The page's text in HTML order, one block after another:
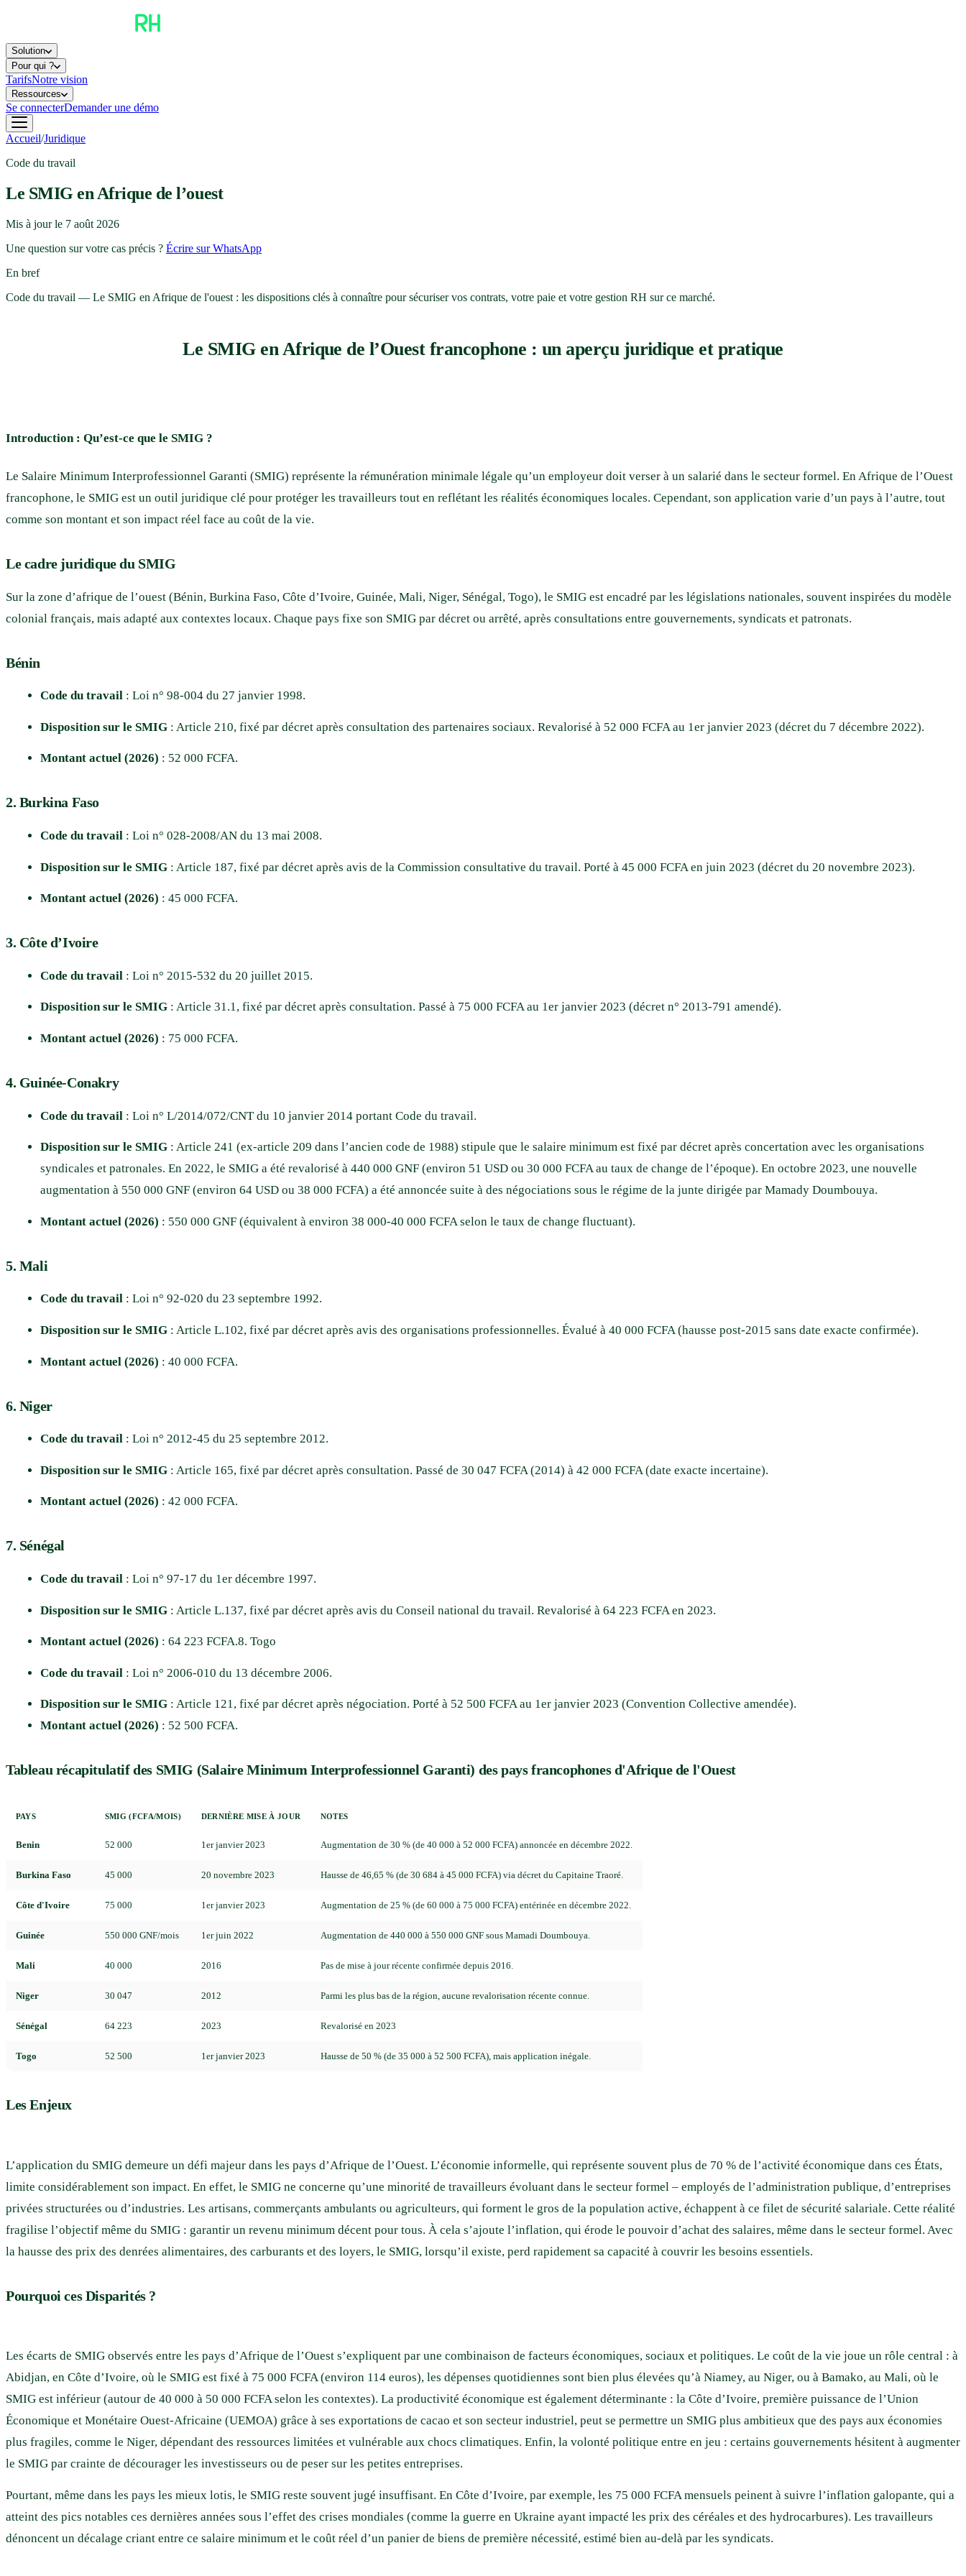
Solution
Pour qui ?
TarifsNotre vision
Ressources
Se connecterDemander une démo
Accueil/Juridique
Code du travail
Le SMIG en Afrique de l’ouest
Mis à jour le 7 août 2026
Une question sur votre cas précis ? Écrire sur WhatsApp
En bref
Code du travail — Le SMIG en Afrique de l'ouest : les dispositions clés à connaître pour sécuriser vos contrats, votre paie et votre gestion RH sur ce marché.
Le SMIG en Afrique de l’Ouest francophone : un aperçu juridique et pratique
Introduction : Qu’est-ce que le SMIG ?
Le Salaire Minimum Interprofessionnel Garanti (SMIG) représente la rémunération minimale légale qu’un employeur doit verser à un salarié dans le secteur formel. En Afrique de l’Ouest
francophone, le SMIG est un outil juridique clé pour protéger les travailleurs tout en reflétant les réalités économiques locales. Cependant, son application varie d’un pays à l’autre, tout
comme son montant et son impact réel face au coût de la vie.
Le cadre juridique du SMIG
Sur la zone d’afrique de l’ouest (Bénin, Burkina Faso, Côte d’Ivoire, Guinée, Mali, Niger, Sénégal, Togo), le SMIG est encadré par les législations nationales, souvent inspirées du modèle
colonial français, mais adapté aux contextes locaux. Chaque pays fixe son SMIG par décret ou arrêté, après consultations entre gouvernements, syndicats et patronats.
Bénin
Code du travail : Loi n° 98-004 du 27 janvier 1998.
Disposition sur le SMIG : Article 210, fixé par décret après consultation des partenaires sociaux. Revalorisé à 52 000 FCFA au 1er janvier 2023 (décret du 7 décembre 2022).
Montant actuel (2026) : 52 000 FCFA.
2. Burkina Faso
Code du travail : Loi n° 028-2008/AN du 13 mai 2008.
Disposition sur le SMIG : Article 187, fixé par décret après avis de la Commission consultative du travail. Porté à 45 000 FCFA en juin 2023 (décret du 20 novembre 2023).
Montant actuel (2026) : 45 000 FCFA.
3. Côte d’Ivoire
Code du travail : Loi n° 2015-532 du 20 juillet 2015.
Disposition sur le SMIG : Article 31.1, fixé par décret après consultation. Passé à 75 000 FCFA au 1er janvier 2023 (décret n° 2013-791 amendé).
Montant actuel (2026) : 75 000 FCFA.
4. Guinée-Conakry
Code du travail : Loi n° L/2014/072/CNT du 10 janvier 2014 portant Code du travail.
Disposition sur le SMIG : Article 241 (ex-article 209 dans l’ancien code de 1988) stipule que le salaire minimum est fixé par décret après concertation avec les organisations
syndicales et patronales. En 2022, le SMIG a été revalorisé à 440 000 GNF (environ 51 USD ou 30 000 FCFA au taux de change de l’époque). En octobre 2023, une nouvelle
augmentation à 550 000 GNF (environ 64 USD ou 38 000 FCFA) a été annoncée suite à des négociations sous le régime de la junte dirigée par Mamady Doumbouya.
Montant actuel (2026) : 550 000 GNF (équivalent à environ 38 000-40 000 FCFA selon le taux de change fluctuant).
5. Mali
Code du travail : Loi n° 92-020 du 23 septembre 1992.
Disposition sur le SMIG : Article L.102, fixé par décret après avis des organisations professionnelles. Évalué à 40 000 FCFA (hausse post-2015 sans date exacte confirmée).
Montant actuel (2026) : 40 000 FCFA.
6. Niger
Code du travail : Loi n° 2012-45 du 25 septembre 2012.
Disposition sur le SMIG : Article 165, fixé par décret après consultation. Passé de 30 047 FCFA (2014) à 42 000 FCFA (date exacte incertaine).
Montant actuel (2026) : 42 000 FCFA.
7. Sénégal
Code du travail : Loi n° 97-17 du 1er décembre 1997.
Disposition sur le SMIG : Article L.137, fixé par décret après avis du Conseil national du travail. Revalorisé à 64 223 FCFA en 2023.
Montant actuel (2026) : 64 223 FCFA.8. Togo
Code du travail : Loi n° 2006-010 du 13 décembre 2006.
Disposition sur le SMIG : Article 121, fixé par décret après négociation. Porté à 52 500 FCFA au 1er janvier 2023 (Convention Collective amendée).
Montant actuel (2026) : 52 500 FCFA.
Tableau récapitulatif des SMIG (Salaire Minimum Interprofessionnel Garanti) des pays francophones d'Afrique de l'Ouest
PAYS SMIG (FCFA/MOIS) DERNIÈRE MISE À JOUR NOTES
Benin 52 000 1er janvier 2023 Augmentation de 30 % (de 40 000 à 52 000 FCFA) annoncée en décembre 2022.
Burkina Faso 45 000 20 novembre 2023 Hausse de 46,65 % (de 30 684 à 45 000 FCFA) via décret du Capitaine Traoré.
Côte d'Ivoire 75 000 1er janvier 2023 Augmentation de 25 % (de 60 000 à 75 000 FCFA) entérinée en décembre 2022.
Guinée 550 000 GNF/mois 1er juin 2022 Augmentation de 440 000 à 550 000 GNF sous Mamadi Doumbouya.
Mali 40 000 2016 Pas de mise à jour récente confirmée depuis 2016.
Niger 30 047 2012 Parmi les plus bas de la région, aucune revalorisation récente connue.
Sénégal 64 223 2023 Revalorisé en 2023
Togo 52 500 1er janvier 2023 Hausse de 50 % (de 35 000 à 52 500 FCFA), mais application inégale.
Les Enjeux
L’application du SMIG demeure un défi majeur dans les pays d’Afrique de l’Ouest. L’économie informelle, qui représente souvent plus de 70 % de l’activité économique dans ces États,
limite considérablement son impact. En effet, le SMIG ne concerne qu’une minorité de travailleurs évoluant dans le secteur formel – employés de l’administration publique, d’entreprises
privées structurées ou d’industries. Les artisans, commerçants ambulants ou agriculteurs, qui forment le gros de la population active, échappent à ce filet de sécurité salariale. Cette réalité
fragilise l’objectif même du SMIG : garantir un revenu minimum décent pour tous. À cela s’ajoute l’inflation, qui érode le pouvoir d’achat des salaires, même dans le secteur formel. Avec
la hausse des prix des denrées alimentaires, des carburants et des loyers, le SMIG, lorsqu’il existe, perd rapidement sa capacité à couvrir les besoins essentiels.
Pourquoi ces Disparités ?
Les écarts de SMIG observés entre les pays d’Afrique de l’Ouest s’expliquent par une combinaison de facteurs économiques, sociaux et politiques. Le coût de la vie joue un rôle central : à
Abidjan, en Côte d’Ivoire, où le SMIG est fixé à 75 000 FCFA (environ 114 euros), les dépenses quotidiennes sont bien plus élevées qu’à Niamey, au Niger, ou à Bamako, au Mali, où le
SMIG est inférieur (autour de 40 000 à 50 000 FCFA selon les contextes). La productivité économique est également déterminante : la Côte d’Ivoire, première puissance de l’Union
Économique et Monétaire Ouest-Africaine (UEMOA) grâce à ses exportations de cacao et son secteur industriel, peut se permettre un SMIG plus ambitieux que des pays aux économies
plus fragiles, comme le Niger, dépendant des ressources limitées et vulnérable aux chocs climatiques. Enfin, la volonté politique entre en jeu : certains gouvernements hésitent à augmenter
le SMIG par crainte de décourager les investisseurs ou de peser sur les petites entreprises.
Pourtant, même dans les pays les mieux lotis, le SMIG reste souvent jugé insuffisant. En Côte d’Ivoire, par exemple, les 75 000 FCFA mensuels peinent à suivre l’inflation galopante, qui a
atteint des pics notables ces dernières années sous l’effet des crises mondiales (comme la guerre en Ukraine ayant impacté les prix des céréales et des hydrocarbures). Les travailleurs
dénoncent un décalage criant entre ce salaire minimum et le coût réel d’un panier de biens de première nécessité, estimé bien au-delà par les syndicats.